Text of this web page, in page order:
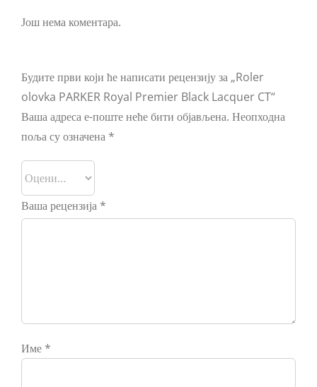
Још нема коментара.
Будите први који ће написати рецензију за „Roler
olovka PARKER Royal Premier Black Lacquer CT“
Ваша адреса е-поште неће бити објављена. Неопходна
поља су означена *
Ваша рецензија *
Име *